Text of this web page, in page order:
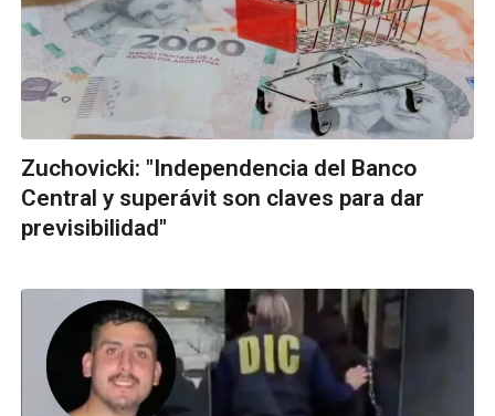
Zuchovicki: "Independencia del Banco
Central y superávit son claves para dar
previsibilidad"